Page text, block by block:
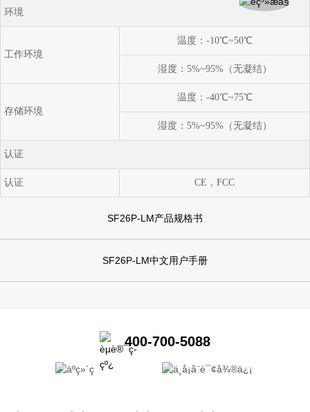
环境
工作环境
温度：-10℃~50℃
湿度：5%~95%（无凝结）
存储环境
温度：-40℃~75℃
湿度：5%~95%（无凝结）
认证
认证 CE，FCC
SF26P-LM产品规格书
SF26P-LM中文用户手册
400-700-5088